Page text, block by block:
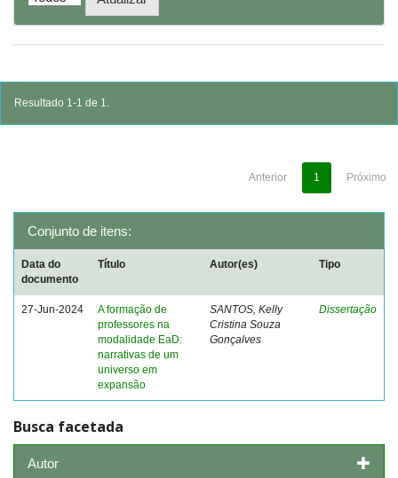
Resultado 1-1 de 1.
Anterior 1 Próximo
Conjunto de itens:
Data do
documento
Título Autor(es) Tipo
27-Jun-2024
A formação de
professores na
modalidade EaD:
narrativas de um
universo em
expansão
SANTOS, Kelly
Cristina Souza
Gonçalves
Dissertação
Busca facetada
Autor